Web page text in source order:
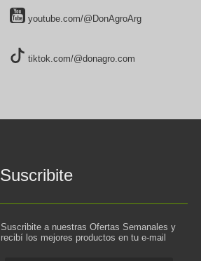
youtube.com/@DonAgroArg
tiktok.com/@donagro.com
Suscribite
Suscribite a nuestras Ofertas Semanales y
recibí los mejores productos en tu e-mail